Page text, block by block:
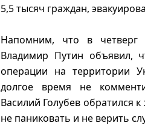
5,5 тысяч граждан,
Напомним, что в четверг
Владимир Путин объявил,
операции на территории
долгое время не
Василий Голубев обратился
не паниковать и не верить